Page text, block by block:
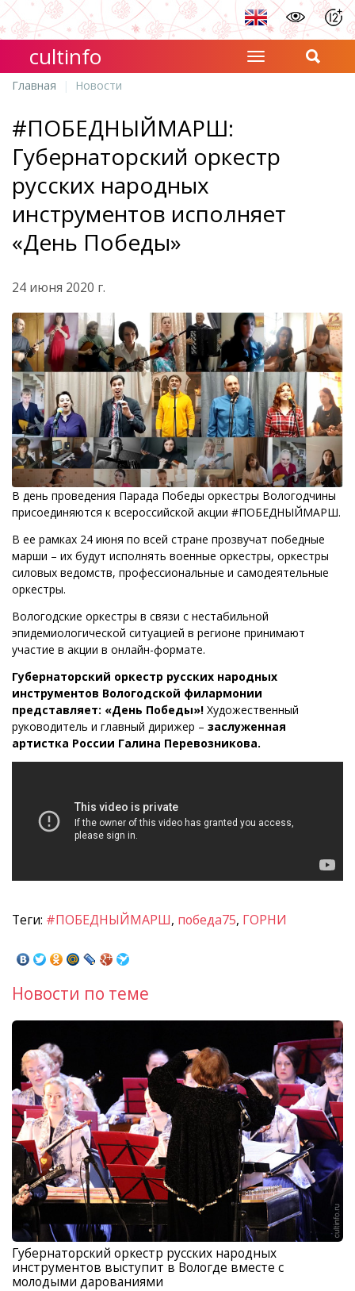
cultinfo
Главная Новости
#ПОБЕДНЫЙМАРШ:
Губернаторский оркестр
русских народных
инструментов исполняет
«День Победы»
24 июня 2020 г.
В день проведения Парада Победы оркестры Вологодчины
присоединяются к всероссийской акции #ПОБЕДНЫЙМАРШ.
В ее рамках 24 июня по всей стране прозвучат победные
марши – их будут исполнять военные оркестры, оркестры
силовых ведомств, профессиональные и самодеятельные
оркестры.
Вологодские оркестры в связи с нестабильной
эпидемиологической ситуацией в регионе принимают
участие в акции в онлайн-формате.
Губернаторский оркестр русских народных
инструментов Вологодской филармонии
представляет: «День Победы»! Художественный
руководитель и главный дирижер – заслуженная
артистка России Галина Перевозникова.
Теги: #ПОБЕДНЫЙМАРШ, победа75, ГОРНИ
Новости по теме
Губернаторский оркестр русских народных
инструментов выступит в Вологде вместе с
молодыми дарованиями